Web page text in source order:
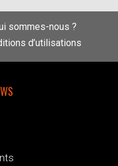
sommes-nous ?
d’utilisations